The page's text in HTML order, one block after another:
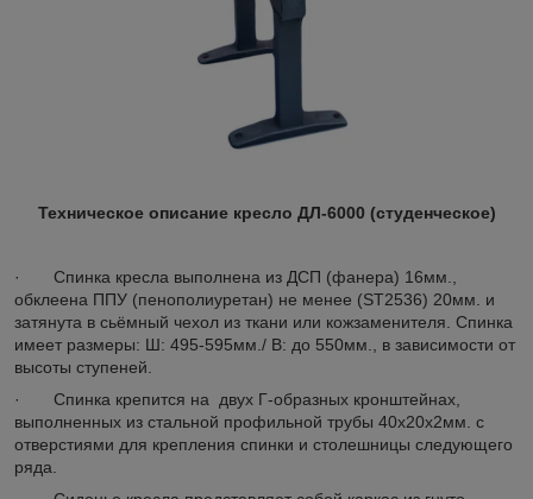
Техническое описание кресло ДЛ-6000 (студенческое)
· Спинка кресла выполнена из ДСП (фанера) 16мм.,
обклеена ППУ (пенополиуретан) не менее (ST2536) 20мм. и
затянута в сьёмный чехол из ткани или кожзаменителя. Спинка
имеет размеры: Ш: 495-595мм./ В: до 550мм., в зависимости от
высоты ступеней.
· Спинка крепится на двух Г-образных кронштейнах,
выполненных из стальной профильной трубы 40х20х2мм. с
отверстиями для крепления спинки и столешницы следующего
ряда.